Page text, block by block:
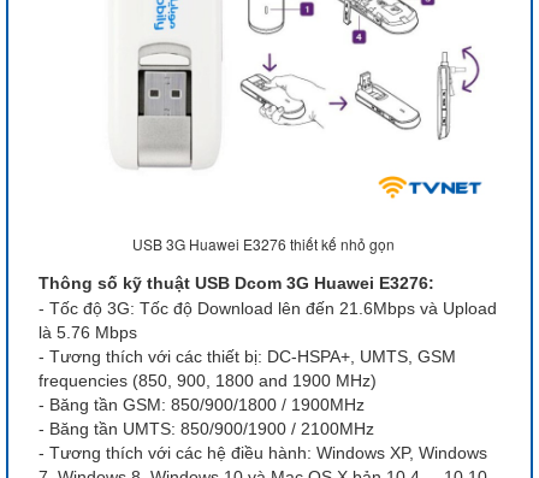
USB 3G Huawei E3276 thiết kế nhỏ gọn
Thông số kỹ thuật USB Dcom 3G Huawei E3276:
- Tốc độ 3G: Tốc độ Download lên đến 21.6Mbps và Upload
là 5.76 Mbps
- Tương thích với các thiết bị: DC-HSPA+, UMTS, GSM
frequencies (850, 900, 1800 and 1900 MHz)
- Băng tần GSM: 850/900/1800 / 1900MHz
- Băng tần UMTS: 850/900/1900 / 2100MHz
- Tương thích với các hệ điều hành: Windows XP, Windows